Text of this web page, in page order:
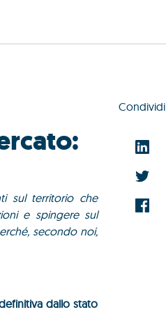
sul territorio che
e spingere sul
secondo noi,
dallo stato
Condividi